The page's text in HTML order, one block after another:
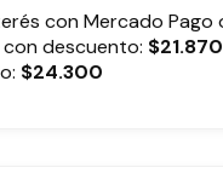
con Mercado Pago
descuento: $21.870
$24.300